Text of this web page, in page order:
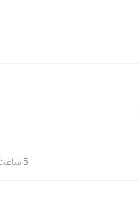
5 ساعت با نمایشگرهای تاریخ بزرگ